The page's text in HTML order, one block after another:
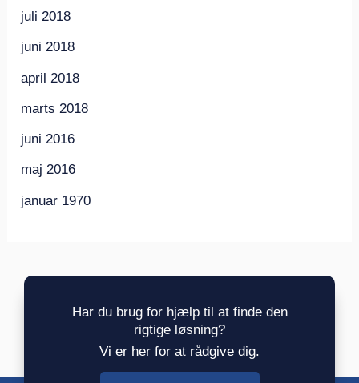
juli 2018
juni 2018
april 2018
marts 2018
juni 2016
maj 2016
januar 1970
Har du brug for hjælp til at finde den
rigtige løsning?
Vi er her for at rådgive dig.